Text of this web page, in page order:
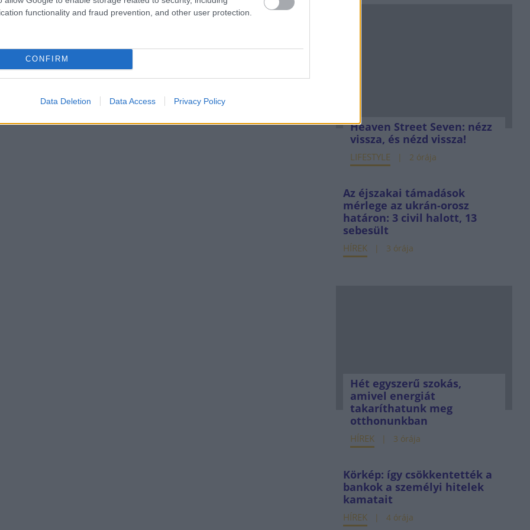
functionality and fraud prevention, and other user protection.
CONFIRM
Data Deletion Data Access Privacy Policy
Heaven Street Seven: nézz
vissza, és nézd vissza!
LIFESTYLE 2 órája
Az éjszakai támadások
mérlege az ukrán-orosz
határon: 3 civil halott, 13
sebesült
HÍREK 3 órája
Hét egyszerű szokás,
amivel energiát
takaríthatunk meg
otthonunkban
HÍREK 3 órája
Körkép: így csökkentették a
bankok a személyi hitelek
kamatait
HÍREK 4 órája